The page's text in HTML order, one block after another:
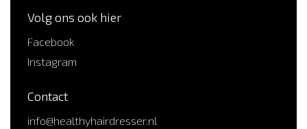
Volg ons ook hier
Facebook
Instagram
Contact
info@healthyhairdresser.nl